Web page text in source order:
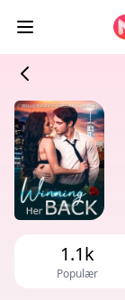
1.1k
Populær